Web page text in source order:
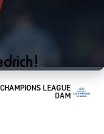
LEAGUE
DAM